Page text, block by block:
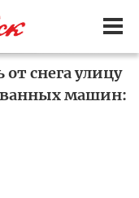
от снега улицу
машин: